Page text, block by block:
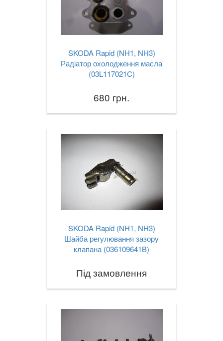
SKODA Rapid (NH1, NH3)
Радіатор охолодження масла
(03L117021C)
680 грн.
SKODA Rapid (NH1, NH3)
Шайба регулювання зазору
клапана (036109641B)
Під замовлення